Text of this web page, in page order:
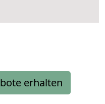
erhalten